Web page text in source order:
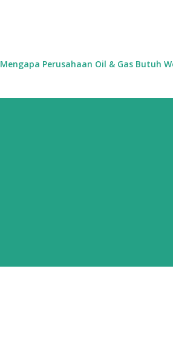
Mengapa Perusahaan Oil & Gas Butuh